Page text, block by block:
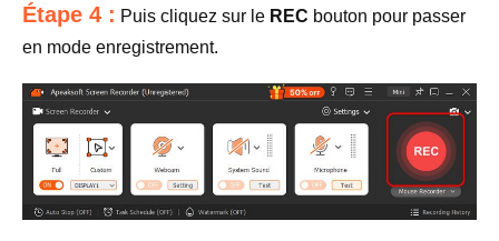
Étape 4 : Puis cliquez sur le REC bouton pour passer
en mode enregistrement.